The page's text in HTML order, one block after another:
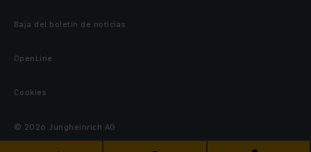
Baja del boletín de noticias
OpenLine
Cookies
© 2026 Jungheinrich AG